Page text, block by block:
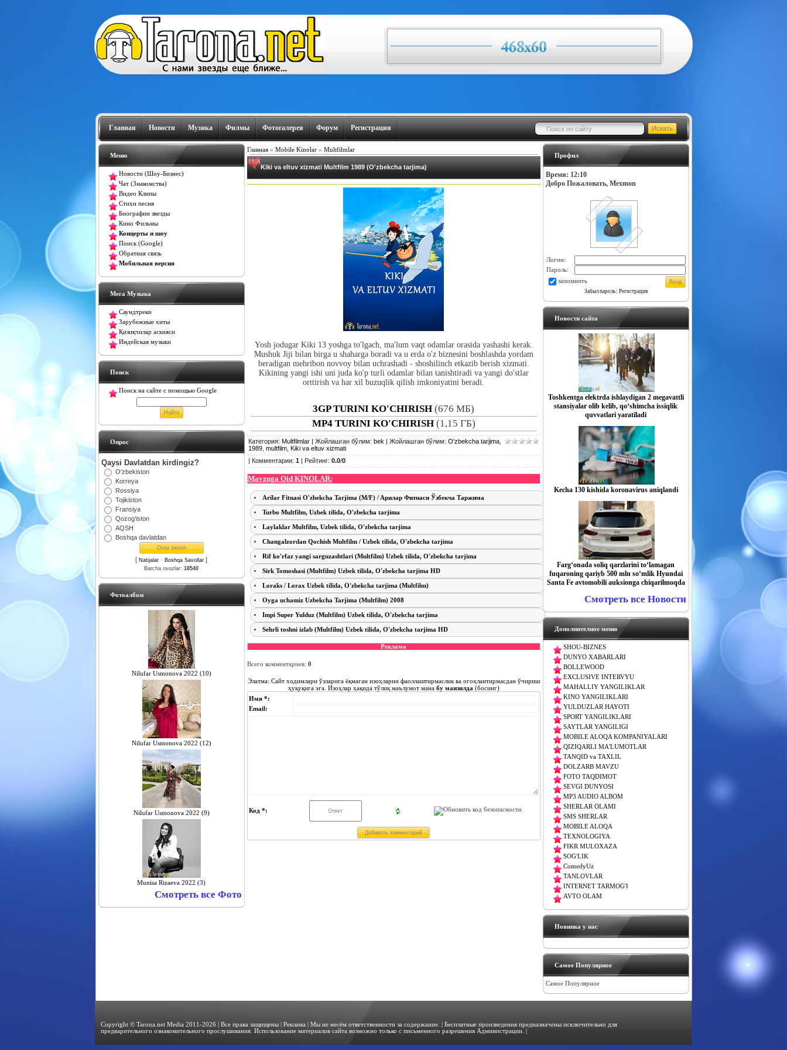
Главная Новости Музика Филмы Фотогалерея Форум Регистрация
Меню
Новости (Шоу-Бизнес)
Чат (Знакомства)
Видео Клипы
Стихи песня
Биографии звезды
Кино Фильмы
Концерты и шоу
Поиск (Google)
Обратная связь
Мобильная версия
Мега Музыка
Саундтреки
Зарубежные хиты
Қизиқчилар аскияси
Индейская музыки
Поиск
Поиск на сайте с помощью Google
Oпрос
Qaysi Davlatdan kirdingiz?
O'zbekiston
Korreya
Rossiya
Tojikiston
Fransiya
Qozog'iston
AQSH
Boshqa davlatdan
[ Natijalar · Boshqa Savollar ]
Barcha ovozlar: 18540
Фотоалбом
Nilufar Usmonova 2022 (10)
Nilufar Usmonova 2022 (12)
Nilufar Usmonova 2022 (9)
Munisa Rizaeva 2022 (3)
Смотреть все Фото
Главная» Mobile Kinolar» Multfilmlar
Kiki va eltuv xizmati Multfilm 1989 (O'zbekcha tarjima)
Yosh jodugar Kiki 13 yoshga to'lgach, ma'lum vaqt odamlar orasida yashashi kerak.
Mushuk Jiji bilan birga u shaharga boradi va u erda o'z biznesini boshlashda yordam
beradigan mehribon novvoy bilan uchrashadi - shoshilinch etkazib berish xizmati.
Kikining yangi ishi uni juda ko'p turli odamlar bilan tanishtiradi va yangi do'stlar
orttirish va har xil buzuqlik qilish imkoniyatini beradi.
3GP TURINI KO'CHIRISH (676 МБ)
MP4 TURINI KO'CHIRISH (1,15 ГБ)
Категория: Multfilmlar| Жойлашган бўлим: bek | Жойлашган бўлим: O'zbekcha tarjima,
1989, multfilm, Kiki va eltuv xizmati
| Комментарии: 1| Рейтинг: 0.0/0
Mavzuga Oid KINOLAR:
Arilar Fitnasi O'zbekcha Tarjima (M/F) / Aрилар Фитнаси Ўзбекча Таржима
Turbo Multfilm, Uzbek tilida, O'zbekcha tarjima
Laylaklar Multfilm, Uzbek tilida, O'zbekcha tarjima
Changalzordan Qochish Multfilm / Uzbek tilida, O'zbekcha tarjima
Rif ko'rfaz yangi sarguzashtlari (Multfilm) Uzbek tilida, O'zbekcha tarjima
Sirk Tomoshasi (Multfilm) Uzbek tilida, O'zbekcha tarjima HD
Loraks / Lorax Uzbek tilida, O'zbekcha tarjima (Multfilm)
Oyga uchamiz Uzbekcha Tarjima (Multfilm) 2008
Impi Super Yulduz (Multfilm) Uzbek tilida, O'zbekcha tarjima
Sehrli toshni izlab (Multfilm) Uzbek tilida, O'zbekcha tarjima HD
Реклама
Всего комментариев: 0
Элатма: Сайт ходимлари ўзларига ёқмаган изоҳларни фаоллаштирмаслик ва огоҳлантирмасдан ўчириш
ҳуқуқига эга. Изоҳлар ҳақида тўлиқ маълумот манабу манзилда (босинг)
Имя *:
Email:
Код *:
Профил
Время: 12:10
Добро Пожаловать, Mexmon
Логин:
Пароль:
запомнить
Забыл пароль| Регистрация
Новости сайта
Toshkentga elektrda ishlaydigan 2 megavattli
stansiyalar olib kelib, qo‘shimcha issiqlik
quvvatlari yaratiladi
Kecha 130 kishida koronavirus aniqlandi
Farg‘onada soliq qarzlarini to‘lamagan
fuqaroning qariyb 500 mln so‘mlik Hyundai
Santa Fe avtomobili auksionga chiqarilmoqda
Смотреть все Новости
Дополнителное меню
SHOU-BIZNES
DUNYO XABARLARI
BOLLEWOOD
EXCLUSIVE INTERVYU
MAHALLIY YANGILIKLAR
KINO YANGILIKLARI
YULDUZLAR HAYOTI
SPORT YANGILIKLARI
SAYTLAR YANGILIGI
MOBILE ALOQA KOMPANIYALARI
QIZIQARLI MA'LUMOTLAR
TANQID va TAXLIL
DOLZARB MAVZU
FOTO TAQDIMOT
SEVGI DUNYOSI
MP3 AUDIO ALBOM
SHERLAR OLAMI
SMS SHERLAR
MOBILE ALOQA
TEXNOLOGIYA
FIKR MULOXAZA
SOG'LIK
ComedyUz
TANLOVLAR
INTERNET TARMOG'I
AVTO OLAM
Новинка у нас
Самое Популярное
Самое Популярное
Copyright © Tarona.net Media 2011-2026 | Все права защищены |Реклама
| Мы не несём ответственности за содержание. | Бесплатные произведения предназначены исключительно для
предварительного ознакомительного прослушивания. Использование материалов сайта возможно только с письменного разрешения Администрации. |